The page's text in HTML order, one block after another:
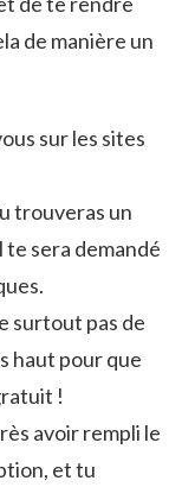
de manière un
sur les sites
trouveras un
sera demandé
surtout pas de
haut pour que
!
avoir rempli le
et tu